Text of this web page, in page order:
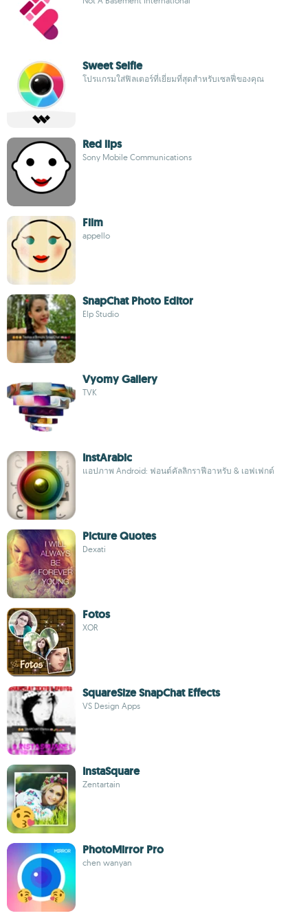
Sweet Selfie
โปรแกรมใส่ฟิลเตอร์ที่เยี่ยมที่สุดสำหรับเซลฟี่ของคุณ
Red lips
Sony Mobile Communications
Film
appello
SnapChat Photo Editor
Elp Studio
Vyomy Gallery
TVK
InstArabic
แอปภาพ Android: ฟอนต์คัลลิกราฟีอาหรับ & เอฟเฟกต์
Picture Quotes
Dexati
Fotos
XOR
SquareSize SnapChat Effects
VS Design Apps
InstaSquare
Zentartain
PhotoMirror Pro
chen wanyan